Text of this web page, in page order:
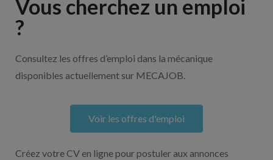
Vous cherchez un emploi
?
Consultez les offres d’emploi dans la mécanique
disponibles actuellement sur MECAJOB.
Voir les offres d'emploi
Créez votre CV en ligne pour postuler aux annonces